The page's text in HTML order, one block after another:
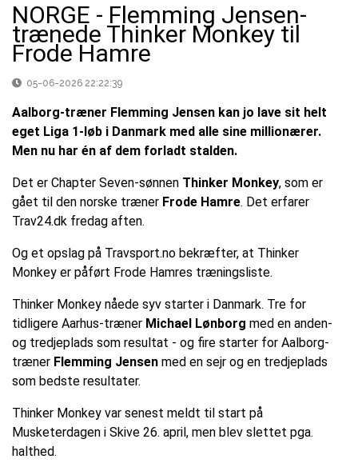
NORGE - Flemming Jensen-
trænede Thinker Monkey til
Frode Hamre
05-06-2026 22:22:39
Aalborg-træner Flemming Jensen kan jo lave sit helt
eget Liga 1-løb i Danmark med alle sine millionærer.
Men nu har én af dem forladt stalden.
Det er Chapter Seven-sønnen Thinker Monkey, som er
gået til den norske træner Frode Hamre. Det erfarer
Trav24.dk fredag aften.
Og et opslag på Travsport.no bekræfter, at Thinker
Monkey er påført Frode Hamres træningsliste.
Thinker Monkey nåede syv starter i Danmark. Tre for
tidligere Aarhus-træner Michael Lønborg med en anden-
og tredjeplads som resultat - og fire starter for Aalborg-
træner Flemming Jensen med en sejr og en tredjeplads
som bedste resultater.
Thinker Monkey var senest meldt til start på
Musketerdagen i Skive 26. april, men blev slettet pga.
halthed.